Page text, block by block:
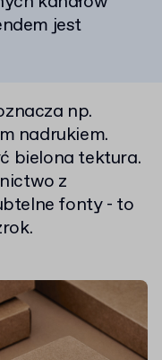
jest
np.
nadrukiem.
bielona tektura.
z
fonty - to